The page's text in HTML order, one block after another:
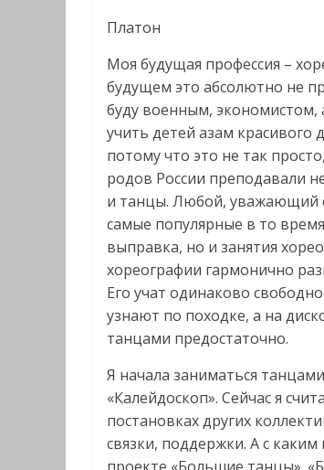
Платон
Моя будущая профессия –
будущем это абсолютно не
буду военным, экономистом,
учить детей азам красивого
потому что это не так
родов России преподавали
и танцы. Любой, уважающий
самые популярные в то
выправка, но и занятия
хореографии гармонично
Его учат одинаково
узнают по походке, а на
танцами предостаточно.
Я начала заниматься
«Калейдоскоп». Сейчас я
постановках других
связки, поддержки. А с